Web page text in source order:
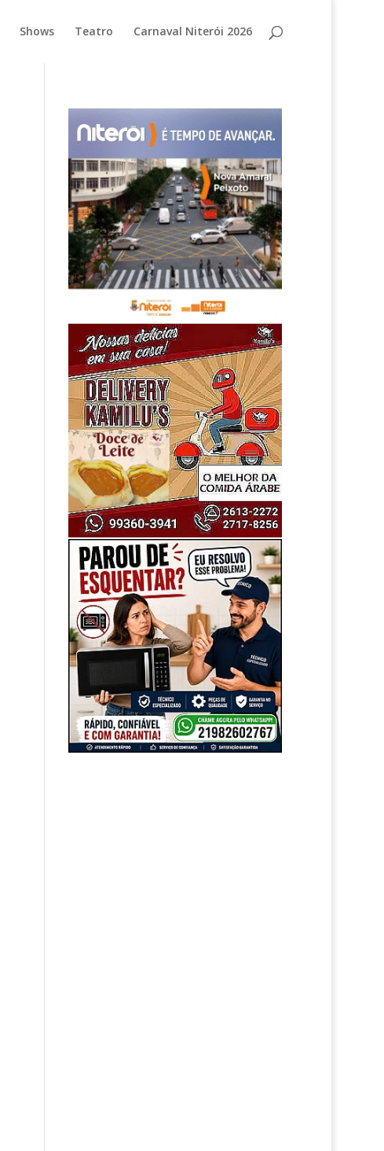
Shows Teatro Carnaval Niterói 2026